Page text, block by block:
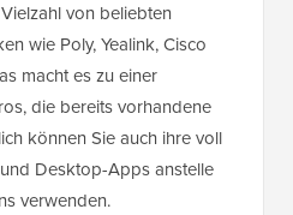
von beliebten
wie Poly, Yealink, Cisco
macht es zu einer
die bereits vorhandene
können Sie auch ihre voll
Desktop-Apps anstelle
verwenden.